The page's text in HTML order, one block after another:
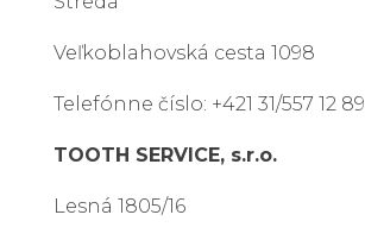
Veľkoblahovská cesta 1098
Telefónne číslo: +421 31/557 12 89
TOOTH SERVICE, s.r.o.
Lesná 1805/16